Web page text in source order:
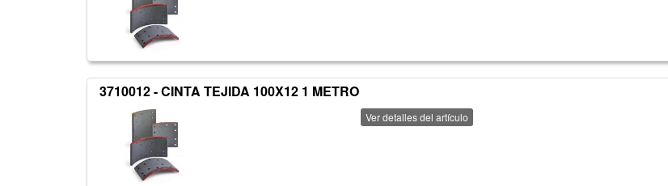
3710012 - CINTA TEJIDA 100X12 1 METRO
Ver detalles del artículo